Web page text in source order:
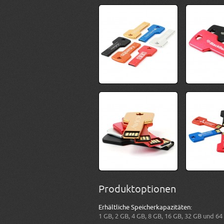
Produktoptionen
Erhältliche Speicherkapazitäten:
1 GB, 2 GB, 4 GB, 8 GB, 16 GB, 32 GB und 64